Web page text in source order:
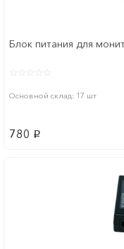
Блок питания для
Основной склад: 17 шт
780 p